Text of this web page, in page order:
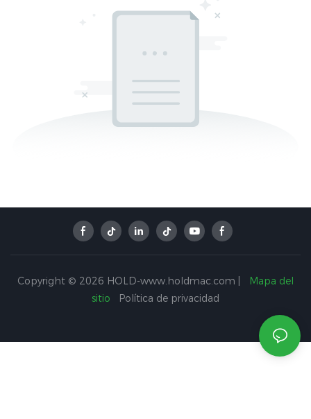
Copyright © 2026 HOLD-www.holdmac.com |
Mapa del
sitio
Política de privacidad